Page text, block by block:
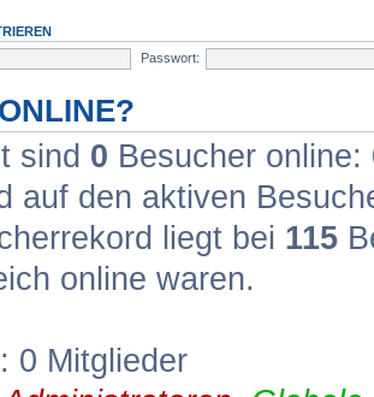
Passwort:
sind 0 Besucher
auf den aktiven
liegt bei 115
online waren.
0 Mitglieder